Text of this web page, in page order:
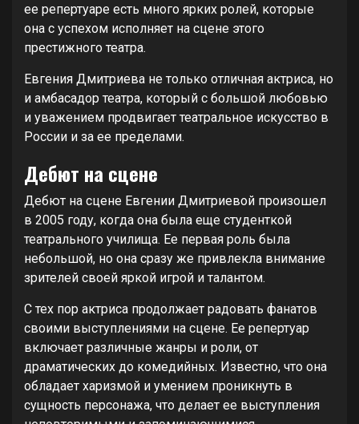
ее репертуаре есть много ярких ролей, которые
она с успехом исполняет на сцене этого
престижного театра.
Евгения Дмитриева не только отличная актриса, но
и амбасадор театра, который с большой любовью
и уважением продвигает театральное искусство в
России и за ее пределами.
Дебют на сцене
Дебют на сцене Евгении Дмитриевой произошел
в 2005 году, когда она была еще студенткой
театрального училища. Ее первая роль была
небольшой, но она сразу же привлекла внимание
зрителей своей яркой игрой и талантом.
С тех пор актриса продолжает радовать фанатов
своими выступлениями на сцене. Ее репертуар
включает различные жанры и роли, от
драматических до комедийных. Известно, что она
обладает харизмой и умением проникнуть в
сущность персонажа, что делает ее выступления